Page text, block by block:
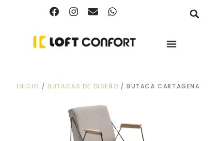
INICIO / BUTACAS DE DISEÑO / BUTACA CARTAGENA